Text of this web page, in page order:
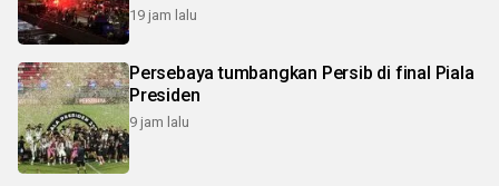
19 jam lalu
Persebaya tumbangkan Persib di final Piala
Presiden
9 jam lalu